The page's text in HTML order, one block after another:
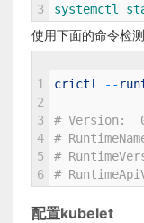
3
systemctl
使用下面的命令检
1
2
3
4
5
6
crictl --
# Version:
#
#
#
配置kubelet